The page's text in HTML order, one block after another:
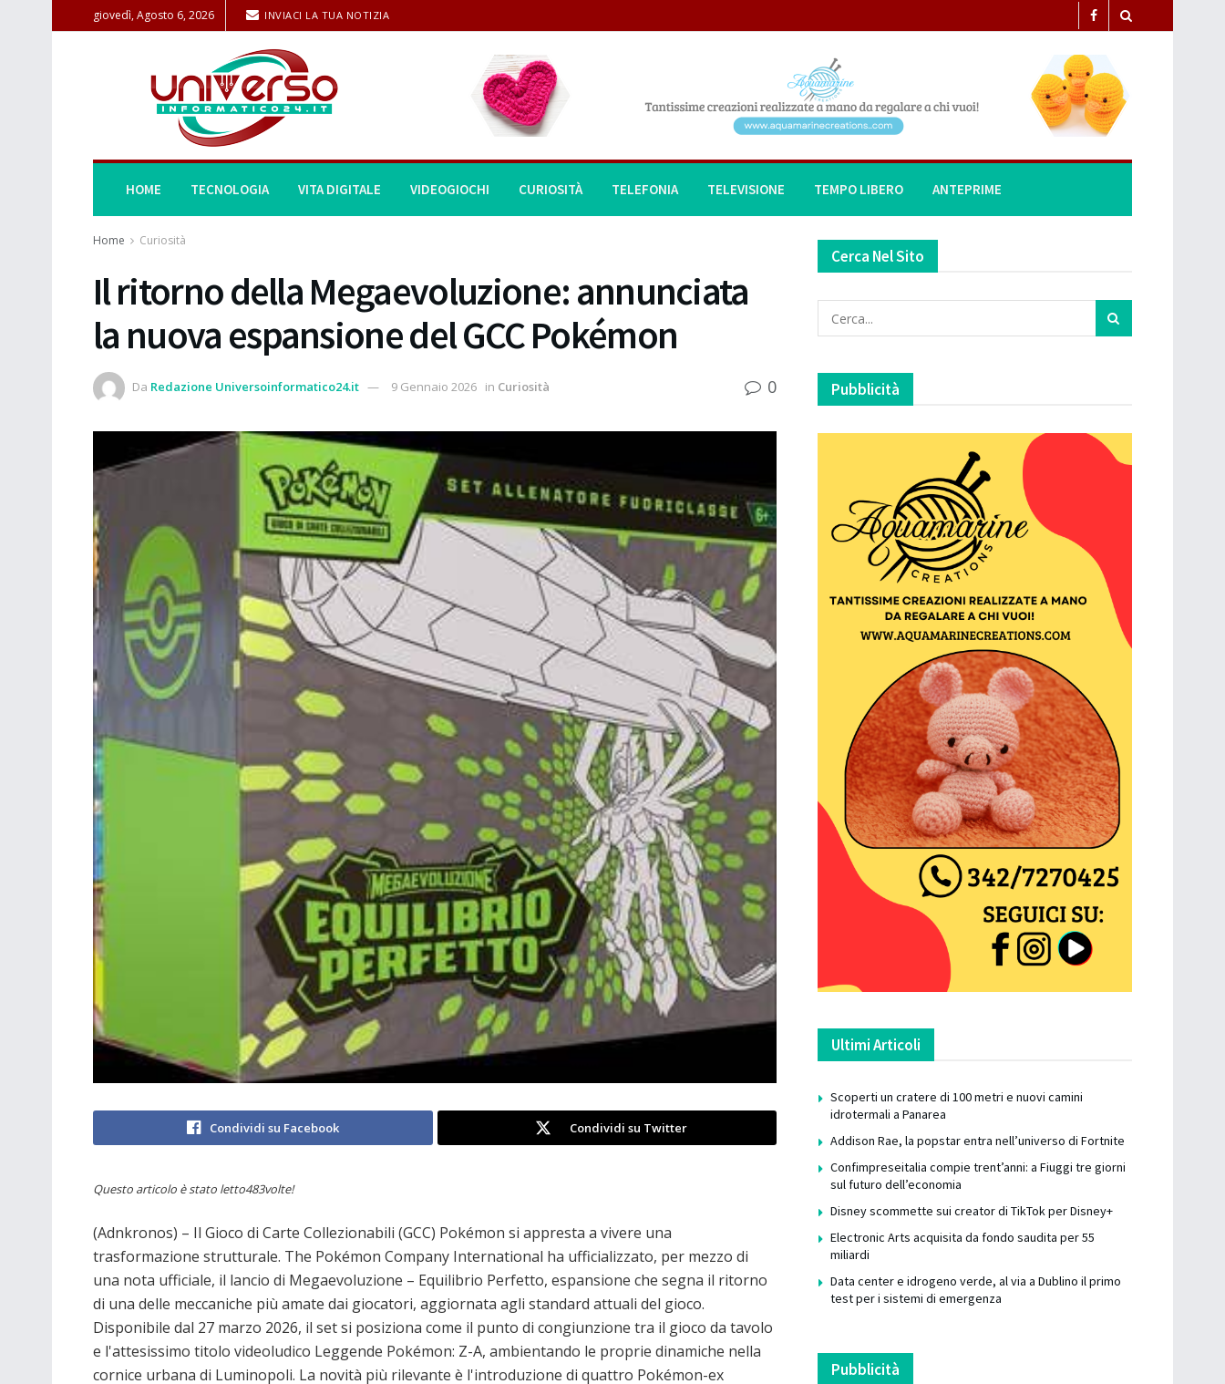
giovedì, Agosto 6, 2026 INVIACI LA TUA NOTIZIA
HOME TECNOLOGIA VITA DIGITALE VIDEOGIOCHI CURIOSITÀ TELEFONIA TELEVISIONE TEMPO LIBERO ANTEPRIME
Home Curiosità
Il ritorno della Megaevoluzione: annunciata
la nuova espansione del GCC Pokémon
Da Redazione Universoinformatico24.it 9 Gennaio 2026 in Curiosità 0
Condividi su Facebook Condividi su Twitter
Questo articolo è stato letto483volte!
(Adnkronos) – Il Gioco di Carte Collezionabili (GCC) Pokémon si appresta a vivere una
trasformazione strutturale. The Pokémon Company International ha ufficializzato, per mezzo di
una nota ufficiale, il lancio di Megaevoluzione – Equilibrio Perfetto, espansione che segna il ritorno
di una delle meccaniche più amate dai giocatori, aggiornata agli standard attuali del gioco.
Disponibile dal 27 marzo 2026, il set si posiziona come il punto di congiunzione tra il gioco da tavolo
e l'attesissimo titolo videoludico Leggende Pokémon: Z-A, ambientando le proprie dinamiche nella
cornice urbana di Luminopoli. La novità più rilevante è l'introduzione di quattro Pokémon-ex
Cerca Nel Sito
Pubblicità
Ultimi Articoli
Scoperti un cratere di 100 metri e nuovi camini
idrotermali a Panarea
Addison Rae, la popstar entra nell’universo di Fortnite
Confimpreseitalia compie trent’anni: a Fiuggi tre giorni
sul futuro dell’economia
Disney scommette sui creator di TikTok per Disney+
Electronic Arts acquisita da fondo saudita per 55
miliardi
Data center e idrogeno verde, al via a Dublino il primo
test per i sistemi di emergenza
Pubblicità